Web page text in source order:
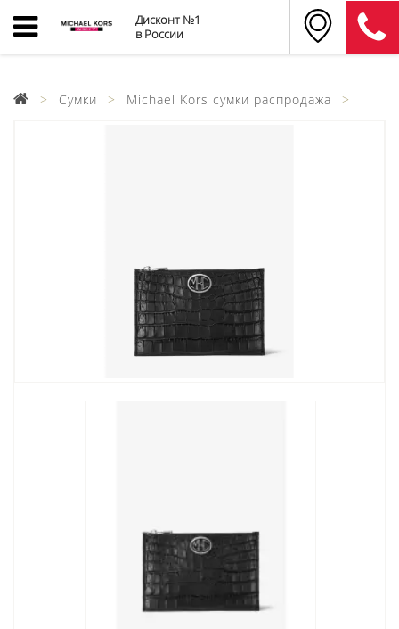
Дисконт №1
в России
Сумки Michael Kors сумки распродажа